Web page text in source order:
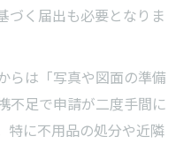
づく届出も必要となりま
らは「写真や図面の準備
不足で申請が二度手間に
特に不用品の処分や近隣